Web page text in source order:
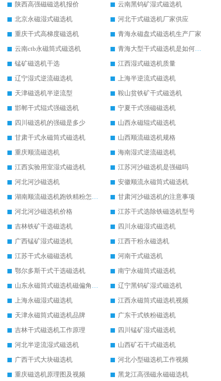
陕西高强磁磁选机报价
云南黑钨矿湿式磁选机
北京永磁湿式磁选机
河北干式磁选机厂家供应
重庆干式高梯度磁选机
青海永磁盘式磁选机生产厂家
云南ctb永磁筒式磁选机
青海大型干式磁选机是如何选矿的
锰矿磁选机干选
江西湿式磁选机质量
辽宁湿式逆流磁选机
上海半逆流式磁选机
天津磁选机半逆流型
鞍山贫铁矿干式磁选机
邯郸干式辊式强磁选机
宁夏干式强磁磁选机
四川磁选机的强磁是多少
山西永磁辊式磁选机
甘肃干式永磁筒式磁选机
山西顺流磁选机规格
重庆顺流磁选机
海南湿式逆流磁选机
江西实验用室湿式磁选机
江苏河沙磁选机是强磁吗
河北河沙磁选机
安徽顺流永磁筒式磁选机
湖南顺流磁选机跑铁精粉怎么处理
甘肃河沙磁选机的注意事项
河北河沙磁选机价格
江苏干式选除铁磁选机型号
吉林铁矿干选磁选机
四川永磁湿式磁选机
广西锰矿湿式磁选机
江西干粉永磁选机
江苏干式永磁磁选机
河南干式磁选机
鄂尔多斯干式干选磁选机
南宁永磁筒式磁选机
山东永磁筒式磁选机磁偏角怎么调整
辽宁黑钨矿湿式磁选机
上海永磁湿式磁选机
江西永磁筒式磁选机视频
天津永磁筒式磁选机品牌
广东干式铁粉磁选机
吉林干式磁选机工作原理
四川锰矿湿式磁选机
河北半逆流湿式磁选机
山西矿石干式磁选机
广西干式大块磁选机
河北小型磁选机工作视频
重庆磁选机原理图及视频
黑龙江高强磁永磁磁选机